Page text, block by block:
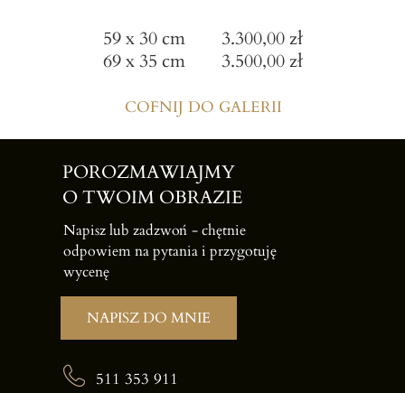
COFNIJ DO GALERII
59 x 30 cm 3.300,00 zł
69 x 35 cm 3.500,00 zł
NAPISZ DO MNIE
Napisz lub zadzwoń -chętnie
odpowiem na pytania i przygotuję
wycenę
POROZMAWIAJMY
O TWOIM OBRAZIE
511 353 911